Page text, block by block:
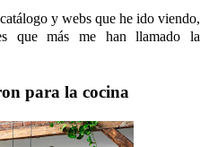
y webs que he ido viendo,
que más me han llamado la
para la cocina